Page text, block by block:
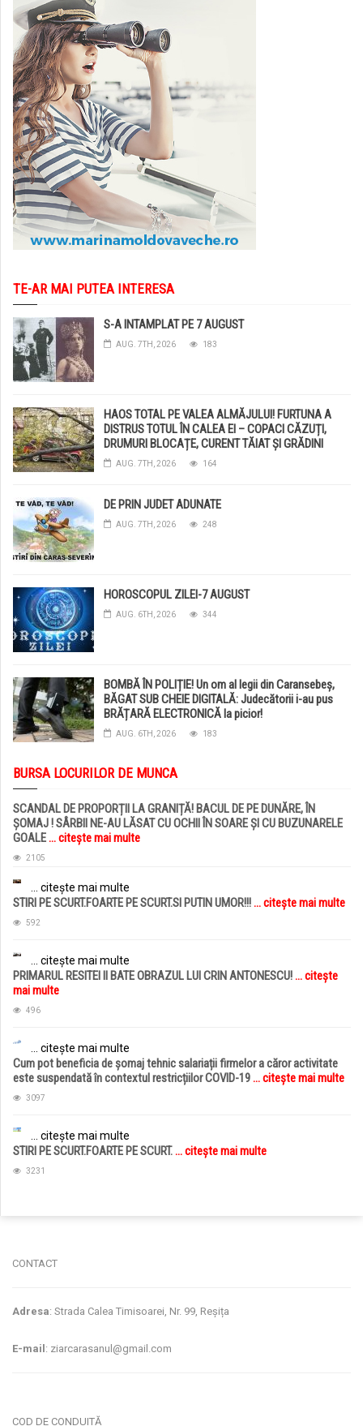
TE-AR MAI PUTEA INTERESA
S-A INTAMPLAT PE 7 AUGUST
AUG. 7TH, 2026 183
HAOS TOTAL PE VALEA ALMĂJULUI! FURTUNA A
DISTRUS TOTUL ÎN CALEA EI – COPACI CĂZUȚI,
DRUMURI BLOCAȚE, CURENT TĂIAT ȘI GRĂDINI
DISTRUSE DE GRINDINĂ!
AUG. 7TH, 2026 164
DE PRIN JUDET ADUNATE
AUG. 7TH, 2026 248
HOROSCOPUL ZILEI-7 AUGUST
AUG. 6TH, 2026 344
BOMBĂ ÎN POLIȚIE! Un om al legii din Caransebeș,
BĂGAT SUB CHEIE DIGITALĂ: Judecătorii i-au pus
BRĂȚARĂ ELECTRONICĂ la picior!
AUG. 6TH, 2026 183
BURSA LOCURILOR DE MUNCA
SCANDAL DE PROPORȚII LA GRANIȚĂ! BACUL DE PE DUNĂRE, ÎN
ȘOMAJ ! SÂRBII NE-AU LĂSAT CU OCHII ÎN SOARE ȘI CU BUZUNARELE
GOALE... citește mai multe
2105
... citește mai multe
STIRI PE SCURT.FOARTE PE SCURT.SI PUTIN UMOR!!!... citește mai multe
592
... citește mai multe
PRIMARUL RESITEI II BATE OBRAZUL LUI CRIN ANTONESCU!... citește
mai multe
496
... citește mai multe
Cum pot beneficia de șomaj tehnic salariații firmelor a căror activitate
este suspendată în contextul restricțiilor COVID-19... citește mai multe
3097
... citește mai multe
STIRI PE SCURT.FOARTE PE SCURT.... citește mai multe
3231
CONTACT
Adresa: Strada Calea Timisoarei, Nr. 99, Reșița
E-mail : ziarcarasanul@gmail.com
COD DE CONDUITĂ